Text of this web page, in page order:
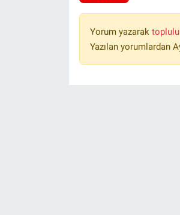
Yorum yazarak
Yazılan yorumlardan